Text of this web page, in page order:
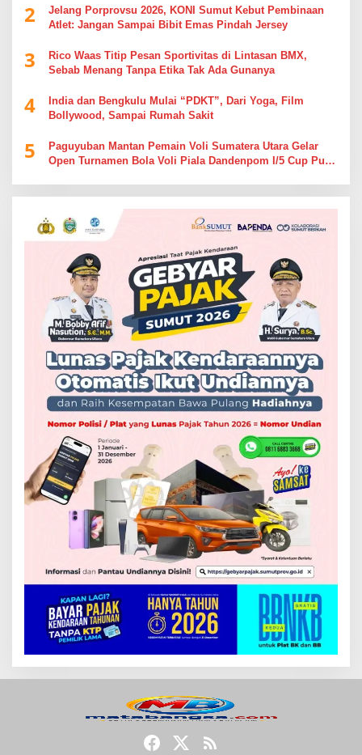
2
Jelang Porprovsu 2026, KONI Sumut Kebut Pembinaan
Atlet: Jangan Sampai Bibit Emas Pindah Jersey
3
Rico Waas Titip Pesan Sportivitas di Lintasan BMX,
Sebab Menang Tanpa Etika Tak Ada Gunanya
4
India dan Bengkulu Mulai “PDKT”, Dari Yoga, Film
Bollywood, Sampai Rumah Sakit
5
Paguyuban Mantan Pemain Voli Sumatera Utara Gelar
Open Turnamen Bola Voli Piala Dandenpom I/5 Cup Putra